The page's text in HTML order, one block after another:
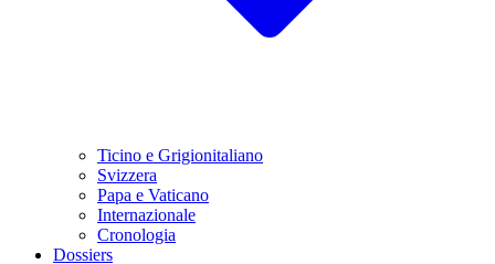
Ticino e Grigionitaliano
Svizzera
Papa e Vaticano
Internazionale
Cronologia
Dossiers